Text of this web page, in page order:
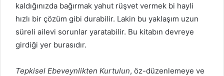
kaldığınızda bağırmak yahut rüşvet vermek bi hayli
hızlı bir çözüm gibi durabilir. Lakin bu yaklaşım uzun
süreli ailevi sorunlar yaratabilir. Bu kitabın devreye
girdiği yer burasıdır.
Tepkisel Ebeveynlikten Kurtulun, öz-düzenlemeye ve